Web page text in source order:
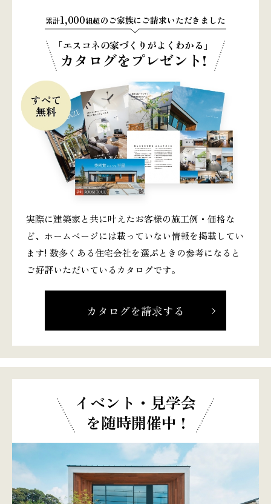
累計1,000組超のご家族にご請求いただきました
「エスコネの家づくりがよくわかる」
カタログをプレゼント!
実際に建築家と共に叶えたお客様の施工例・価格な
ど、ホームページには載っていない情報を掲載してい
ます! 数多くある住宅会社を選ぶときの参考になると
ご好評いただいているカタログです。
カタログを請求する
イベント・見学会
を随時開催中 !